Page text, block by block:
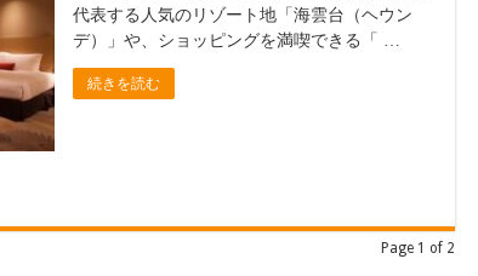
代表する人気のリゾート地「海雲台（ヘウン
デ）」や、ショッピングを満喫できる「 …
続きを読む
Page 1 of 2